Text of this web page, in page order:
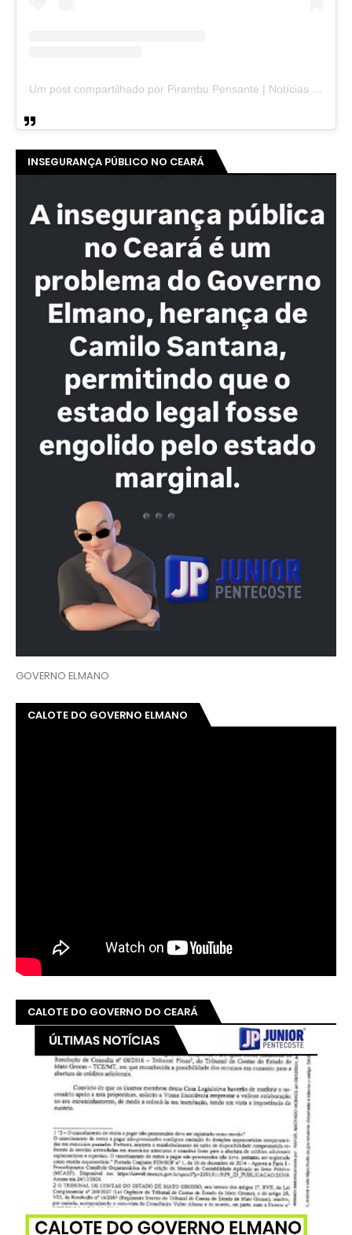
Um post compartilhado por Pirambu Pensante | Notícias & Entretenimento (@pirambupensante)
INSEGURANÇA PÚBLICO NO CEARÁ
GOVERNO ELMANO
CALOTE DO GOVERNO ELMANO
CALOTE DO GOVERNO DO CEARÁ